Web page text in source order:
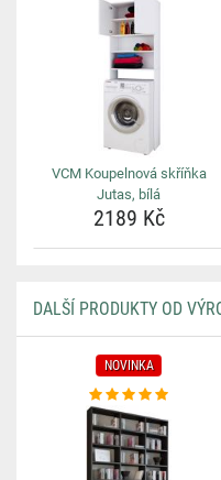
VCM Koupelnová skříňka
Jutas, bílá
2189 Kč
DALŠÍ PRODUKTY OD
NOVINKA